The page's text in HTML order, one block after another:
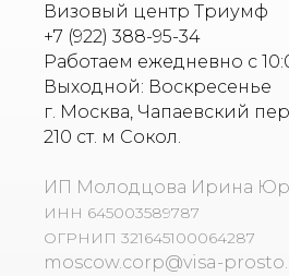
Визовый центр Триумф
+7 (922) 388-95-34
Работаем ежедневно с
Выходной: Воскресенье
г. Москва, Чапаевский
210 ст. м Сокол.
ИП Молодцова Ирина
ИНН 645003589787
ОГРНИП 321645100064287
moscow.corp@visa-